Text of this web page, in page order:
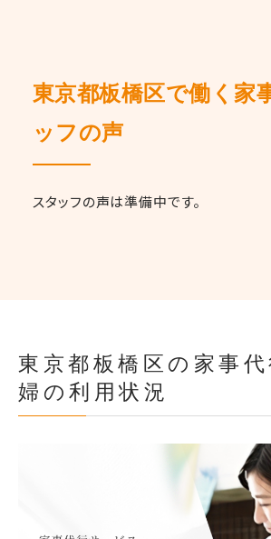
東京都板橋区で働く家
ッフの声
スタッフの声は準備中です。
東京都板橋区の家事
婦の利用状況